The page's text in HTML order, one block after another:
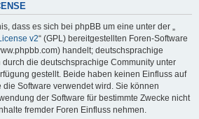
dass es sich bei phpBB um eine unter der „
v2“ (GPL) bereitgestellten Foren-Software
handelt; deutschsprachige
durch die deutschsprachige Community unter
gestellt. Beide haben keinen Einfluss auf
die Software verwendet wird. Sie können
der Software für bestimmte Zwecke nicht
fremder Foren Einfluss nehmen.